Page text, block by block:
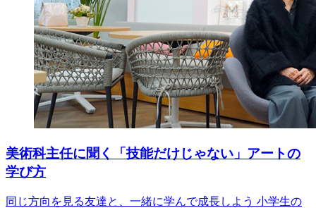
美術科主任に聞く「技能だけじゃない」アートの
学び方
同じ方向を見る友達と、一緒に学んで成長しよう 小学生の